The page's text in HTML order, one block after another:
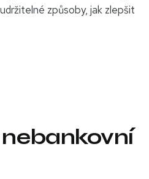
způsoby, jak zlepšit